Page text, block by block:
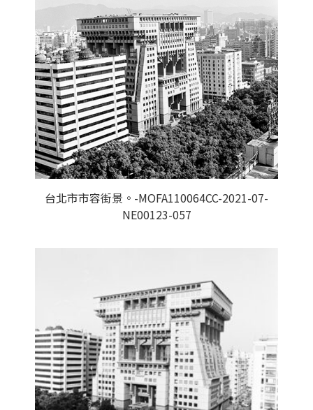
台北市市容街景。-MOFA110064CC-2021-07-
NE00123-057